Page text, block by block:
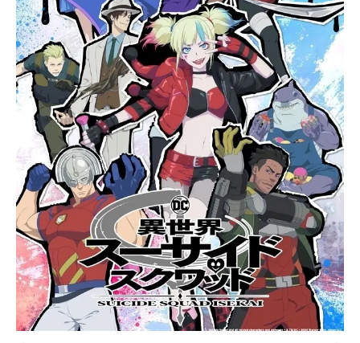
た。ある日、0現象に偶然巻き込まれ
てしまったことから「ユーレイ」と
呼ばれる住人登録の無い、見えない
存在になってしまった少女ベリィ。
彼女は天才的なハッカーでありユー
レイのハックと出会い、怪人0と0現
象の謎を突き止めるため、ハックが
率いるユーレイ探偵団に参加する。
ユーレイとして舞い込む依頼を解決
していくなかで、ベリィはトムソー
ヤ島に隠されたある真実に近づいて
いくことになる。作品名ユーレイデ
コ放送形態TVアニメスケジュール20
22年7月3日（日）〜2022年9月18日
（日）TOKYOMX・MBSほか話数全1
2話キャストベリィ：川勝未来ハッ
ク：永瀬アンナフィン：入野自由...